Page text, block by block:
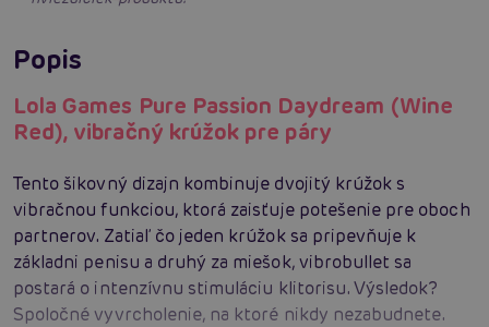
Popis
Lola Games Pure Passion Daydream (Wine
Red), vibračný krúžok pre páry
Tento šikovný dizajn kombinuje dvojitý krúžok s
vibračnou funkciou, ktorá zaisťuje potešenie pre oboch
partnerov. Zatiaľ čo jeden krúžok sa pripevňuje k
základni penisu a druhý za miešok, vibrobullet sa
postará o intenzívnu stimuláciu klitorisu. Výsledok?
Spoločné vyvrcholenie, na ktoré nikdy nezabudnete.